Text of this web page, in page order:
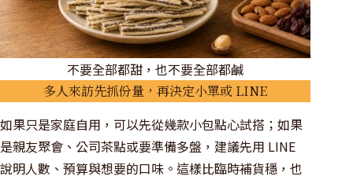
不要全部都甜，也不要全部都鹹
多人來訪先抓份量，再決定小單或 LINE
如果只是家庭自用，可以先從幾款小包點心試搭；如果
是親友聚會、公司茶點或要準備多盤，建議先用 LINE
說明人數、預算與想要的口味。這樣比臨時補貨穩，也